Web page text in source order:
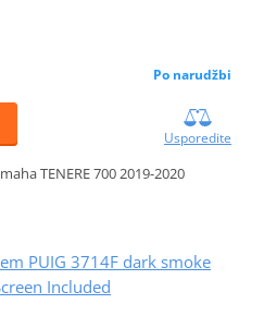
Po narudžbi
Usporedite
TENERE 700 2019-2020
PUIG 3714F dark smoke
Included